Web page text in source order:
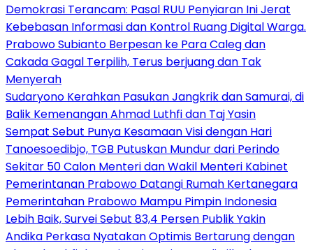
Demokrasi Terancam: Pasal RUU Penyiaran Ini Jerat
Kebebasan Informasi dan Kontrol Ruang Digital Warga.
Prabowo Subianto Berpesan ke Para Caleg dan
Cakada Gagal Terpilih, Terus berjuang dan Tak
Menyerah
Sudaryono Kerahkan Pasukan Jangkrik dan Samurai, di
Balik Kemenangan Ahmad Luthfi dan Taj Yasin
Sempat Sebut Punya Kesamaan Visi dengan Hari
Tanoesoedibjo, TGB Putuskan Mundur dari Perindo
Sekitar 50 Calon Menteri dan Wakil Menteri Kabinet
Pemerintanan Prabowo Datangi Rumah Kertanegara
Pemerintahan Prabowo Mampu Pimpin Indonesia
Lebih Baik, Survei Sebut 83,4 Persen Publik Yakin
Andika Perkasa Nyatakan Optimis Bertarung dengan